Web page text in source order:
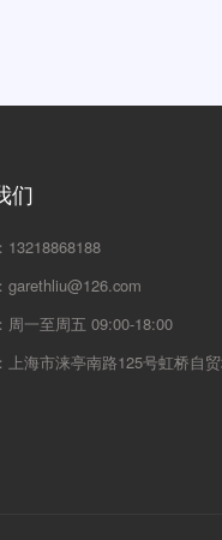
们
13218868188
garethliu@126.com
周一至周五 09:00-18:00
上海市涞亭南路125号虹桥自